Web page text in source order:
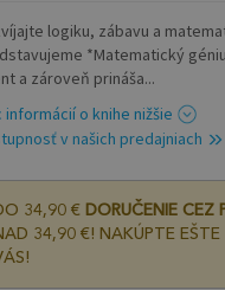
logiku, zábavu a
*Matematický
a zároveň prináša...
informácií o knihe nižšie
v našich predajniach
34,90 € DORUČENIE CEZ
34,90 €! NAKÚPTE